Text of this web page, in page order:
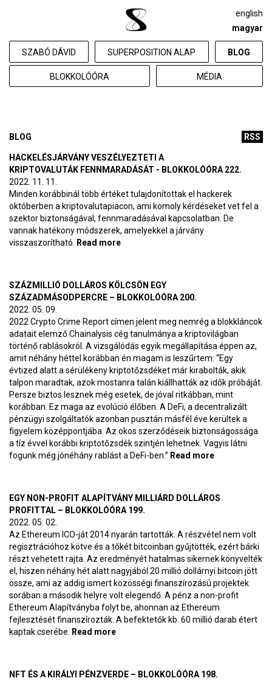
SZABÓ DÁVID SUPERPOSITION ALAP BLOG
BLOKKOLÓÓRA MÉDIA
english
magyar
RSS
BLOG
HACKELÉSJÁRVÁNY VESZÉLYEZTETI A
KRIPTOVALUTÁK FENNMARADÁSÁT - BLOKKOLÓÓRA 222.
2022. 11. 11.
Minden korábbinál több értéket tulajdonítottak el hackerek
októberben a kriptovalutapiacon, ami komoly kérdéseket vet fel a
szektor biztonságával, fennmaradásával kapcsolatban. De
vannak hatékony módszerek, amelyekkel a járvány
visszaszorítható.
Read more
SZÁZMILLIÓ DOLLÁROS KÖLCSÖN EGY
SZÁZADMÁSODPERCRE – BLOKKOLÓÓRA 200.
2022. 05. 09.
2022 Crypto Crime Report címen jelent meg nemrég a blokkláncok
adatait elemző Chainalysis cég tanulmánya a kriptovilágban
történő rablásokról. A vizsgálódás egyik megállapítása éppen az,
amit néhány héttel korábban én magam is leszűrtem: “Egy
évtized alatt a sérülékeny kriptotőzsdéket már kirabolták, akik
talpon maradtak, azok mostanra talán kiállhatták az idők próbáját.
Persze biztos lesznek még esetek, de jóval ritkábban, mint
korábban. Ez maga az evolúció élőben. A DeFi, a decentralizált
pénzügyi szolgáltatók azonban pusztán másfél éve kerültek a
figyelem középpontjába. Az okos szerződéseik biztonságossága
a tíz évvel korábbi kriptotőzsdék szintjén lehetnek. Vagyis látni
fogunk még jónéhány rablást a DeFi-ben.” Read more
–
EGY NON-PROFIT ALAPÍTVÁNY MILLIÁRD DOLLÁROS
PROFITTAL – BLOKKOLÓÓRA 199.
2022. 05. 02.
Az Ethereum ICO-ját 2014 nyarán tartották. A részvétel nem volt
regisztrációhoz kötve és a tőkét bitcoinban gyűjtötték, ezért bárki
részt vehetett rajta. Az eredményét hatalmas sikernek könyvelték
el, hiszen néhány hét alatt nagyjából 20 millió dollárnyi bitcoin jött
össze, ami az addig ismert közösségi finanszírozású projektek
sorában a második helyre volt elegendő. A pénz a non-profit
Ethereum Alapítványba folyt be, ahonnan az Ethereum
fejlesztését finanszírozták. A befektetők kb. 60 millió darab étert
kaptak cserébe.
Read more
NFT ÉS A KIRÁLYI PÉNZVERDE – BLOKKOLÓÓRA 198.